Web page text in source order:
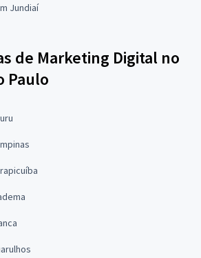
Jundiaí
de Marketing Digital no
Paulo